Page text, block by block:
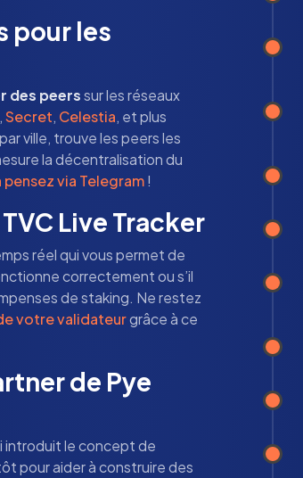
pour les
des peerssur les réseaux
Secret, Celestia, et plus
ville, trouve les peers les
la décentralisation du
via Telegram!
Live Tracker
réel qui vous permet de
correctement ou s’il
de staking. Ne restez
votre validateurgrâce à ce
de Pye
introduit le concept de
pour aider à construire des